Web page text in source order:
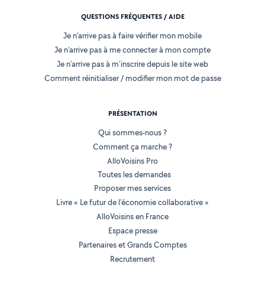
QUESTIONS FRÉQUENTES / AIDE
Je n'arrive pas à faire vérifier mon mobile
Je n'arrive pas à me connecter à mon compte
Je n'arrive pas à m'inscrire depuis le site web
Comment réinitialiser / modifier mon mot de passe
PRÉSENTATION
Qui sommes-nous ?
Comment ça marche ?
AlloVoisins Pro
Toutes les demandes
Proposer mes services
Livre « Le futur de l'économie collaborative »
AlloVoisins en France
Espace presse
Partenaires et Grands Comptes
Recrutement